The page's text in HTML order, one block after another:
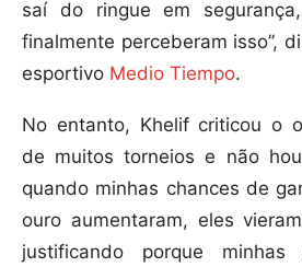
saí do ringue em
finalmente perceberam isso”,
esportivo Medio Tiempo.
No entanto, Khelif criticou o
de muitos torneios e não
quando minhas chances de
ouro aumentaram, eles
justificando porque minhas